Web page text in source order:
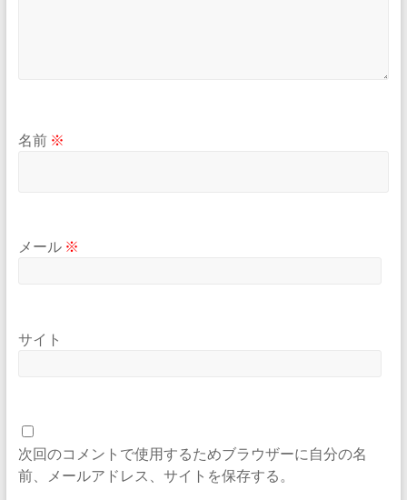
名前 ※
メール ※
サイト
次回のコメントで使用するためブラウザーに自分の名
前、メールアドレス、サイトを保存する。